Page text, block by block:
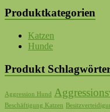
Produktkategorien
Katzen
Hunde
Produkt
Aggression Hund
Beschäftigung Katzen